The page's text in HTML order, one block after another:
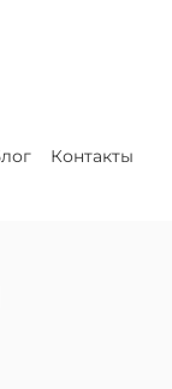
Контакты